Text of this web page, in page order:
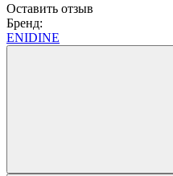
Оставить отзыв
Бренд:
ENIDINE